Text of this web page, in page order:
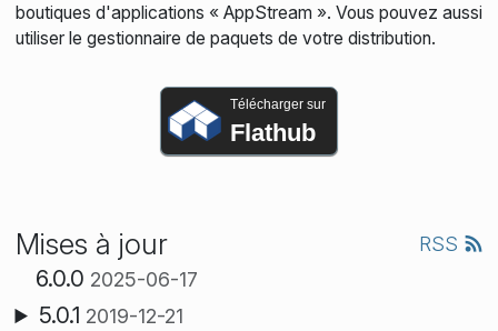
boutiques d'applications « AppStream ». Vous pouvez aussi
utiliser le gestionnaire de paquets de votre distribution.
Télécharger sur
Flathub
Mises à jour RSS
6.0.0 2025-06-17
5.0.1 2019-12-21